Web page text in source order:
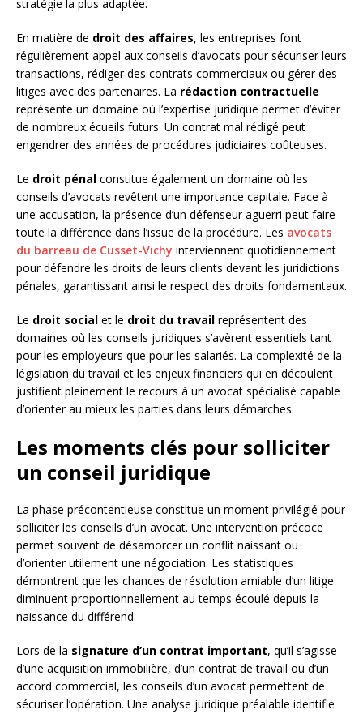
stratégie la plus adaptée.
En matière de droit des affaires, les entreprises font
régulièrement appel aux conseils d’avocats pour sécuriser leurs
transactions, rédiger des contrats commerciaux ou gérer des
litiges avec des partenaires. La rédaction contractuelle
représente un domaine où l’expertise juridique permet d’éviter
de nombreux écueils futurs. Un contrat mal rédigé peut
engendrer des années de procédures judiciaires coûteuses.
Le droit pénal constitue également un domaine où les
conseils d’avocats revêtent une importance capitale. Face à
une accusation, la présence d’un défenseur aguerri peut faire
toute la différence dans l’issue de la procédure. Les avocats
du barreau de Cusset-Vichy interviennent quotidiennement
pour défendre les droits de leurs clients devant les juridictions
pénales, garantissant ainsi le respect des droits fondamentaux.
Le droit social et le droit du travail représentent des
domaines où les conseils juridiques s’avèrent essentiels tant
pour les employeurs que pour les salariés. La complexité de la
législation du travail et les enjeux financiers qui en découlent
justifient pleinement le recours à un avocat spécialisé capable
d’orienter au mieux les parties dans leurs démarches.
Les moments clés pour solliciter
un conseil juridique
La phase précontentieuse constitue un moment privilégié pour
solliciter les conseils d’un avocat. Une intervention précoce
permet souvent de désamorcer un conflit naissant ou
d’orienter utilement une négociation. Les statistiques
démontrent que les chances de résolution amiable d’un litige
diminuent proportionnellement au temps écoulé depuis la
naissance du différend.
Lors de la signature d’un contrat important, qu’il s’agisse
d’une acquisition immobilière, d’un contrat de travail ou d’un
accord commercial, les conseils d’un avocat permettent de
sécuriser l’opération. Une analyse juridique préalable identifie